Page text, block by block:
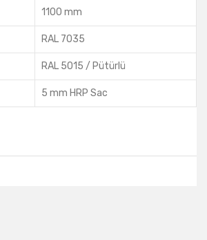
1100 mm
RAL 7035
RAL 5015 / Pütürlü
5 mm HRP Sac